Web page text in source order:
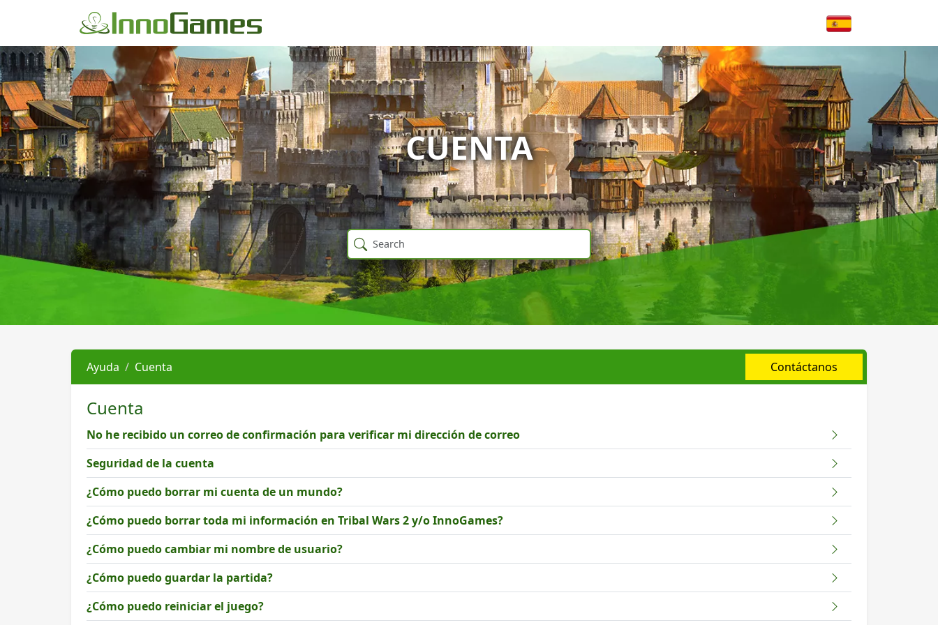
CUENTA
Ayuda Cuenta Contáctanos
Cuenta
No he recibido un correo de confirmación para verificar mi dirección de correo
Seguridad de la cuenta
¿Cómo puedo borrar mi cuenta de un mundo?
¿Cómo puedo borrar toda mi información en Tribal Wars 2 y/o InnoGames?
¿Cómo puedo cambiar mi nombre de usuario?
¿Cómo puedo guardar la partida?
¿Cómo puedo reiniciar el juego?